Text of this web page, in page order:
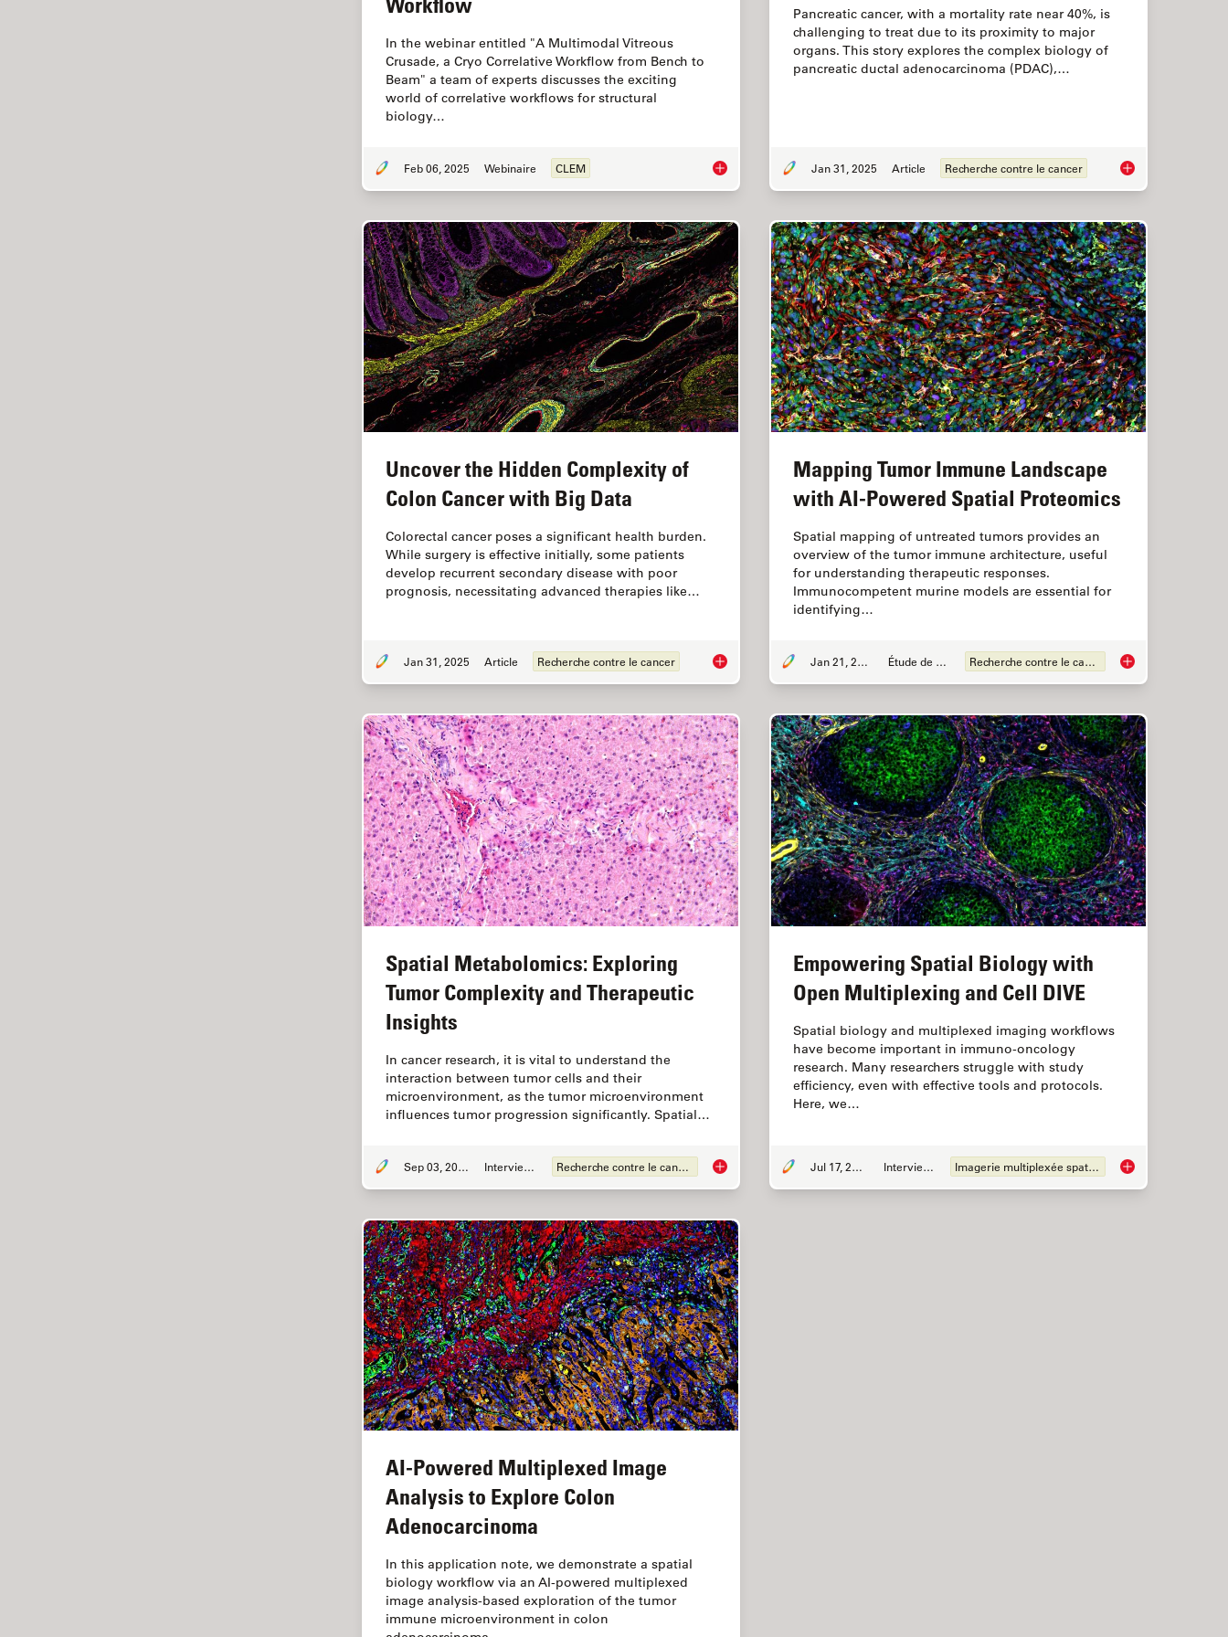
In the webinar entitled "A Multimodal Vitreous
Crusade, a Cryo Correlative Workflow from Bench to
Beam" a team of experts discusses the exciting
world of correlative workflows for structural
biology…
Feb 06, 2025 Webinaire CLEM From Bench to Beam: A Complete Correlative Cryo Light Microscopy Workflow
Pancreatic cancer, with a mortality rate near 40%, is
challenging to treat due to its proximity to major
organs. This story explores the complex biology of
pancreatic ductal adenocarcinoma (PDAC),…
Jan 31, 2025 Article Recherche contre le cancer Dive into Pancreatic
Uncover the Hidden Complexity of
Colon Cancer with Big Data
Colorectal cancer poses a significant health burden.
While surgery is effective initially, some patients
develop recurrent secondary disease with poor
prognosis, necessitating advanced therapies like…
Jan 31, 2025 Article Recherche contre le cancer Uncover the Hidden Complexity of Colon Cancer with Big Data
Mapping Tumor Immune Landscape
with AI-Powered Spatial Proteomics
Spatial mapping of untreated tumors provides an
overview of the tumor immune architecture, useful
for understanding therapeutic responses.
Immunocompetent murine models are essential for
identifying…
Jan 21, 2025 Étude de cas Recherche contre le cancer Mapping Tumor
Spatial Metabolomics: Exploring
Tumor Complexity and Therapeutic
Insights
In cancer research, it is vital to understand the
interaction between tumor cells and their
microenvironment, as the tumor microenvironment
influences tumor progression significantly. Spatial…
Sep 03, 2024 Interviews Recherche contre le cancer Spatial Metabolomics: Exploring Tumor Complexity and Therapeutic Insights
Empowering Spatial Biology with
Open Multiplexing and Cell DIVE
Spatial biology and multiplexed imaging workflows
have become important in immuno-oncology
research. Many researchers struggle with study
efficiency, even with effective tools and protocols.
Here, we…
Jul 17, 2024 Interviews Imagerie multiplexée spatiale Empowering Spatial
AI-Powered Multiplexed Image
Analysis to Explore Colon
Adenocarcinoma
In this application note, we demonstrate a spatial
biology workflow via an AI-powered multiplexed
image analysis-based exploration of the tumor
immune microenvironment in colon